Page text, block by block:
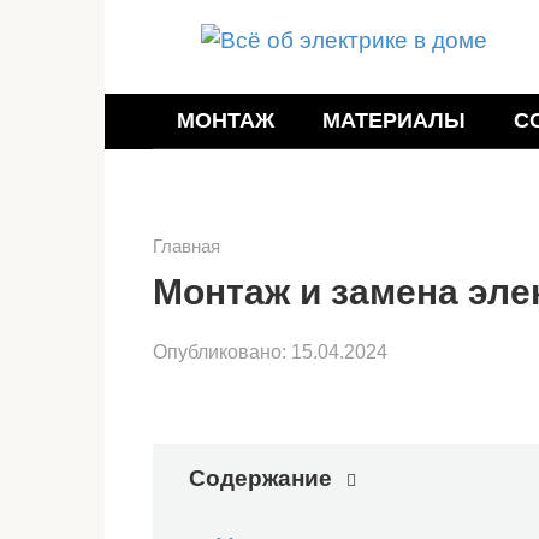
МОНТАЖ МАТЕРИАЛЫ
Главная
Монтаж и замена
Опубликовано: 15.04.2024
Содержание